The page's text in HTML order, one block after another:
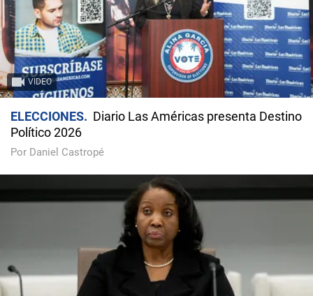
VIDEO
ELECCIONES
Diario Las Américas presenta Destino
Político 2026
Por Daniel Castropé